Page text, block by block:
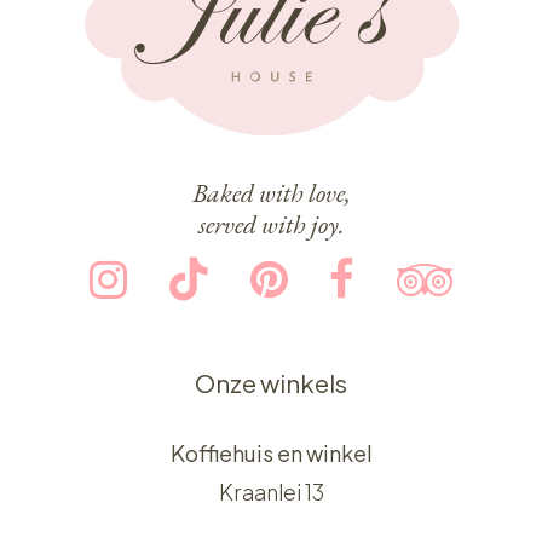
Baked with love,
served with joy.
Onze winkels
Koffiehuis en winkel
Kraanlei 13